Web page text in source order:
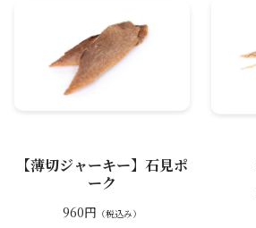
【薄切ジャーキー】石見ポ
ーク
960円 （税込み）